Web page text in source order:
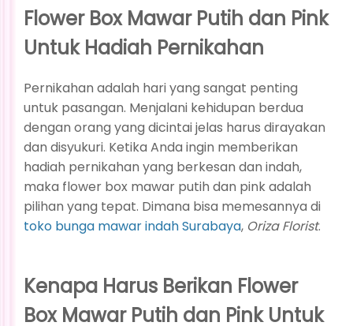
Flower Box Mawar Putih dan Pink
Untuk Hadiah Pernikahan
Pernikahan adalah hari yang sangat penting
untuk pasangan. Menjalani kehidupan berdua
dengan orang yang dicintai jelas harus dirayakan
dan disyukuri. Ketika Anda ingin memberikan
hadiah pernikahan yang berkesan dan indah,
maka flower box mawar putih dan pink adalah
pilihan yang tepat. Dimana bisa memesannya di
toko bunga mawar indah Surabaya, Oriza Florist.
Kenapa Harus Berikan Flower
Box Mawar Putih dan Pink Untuk